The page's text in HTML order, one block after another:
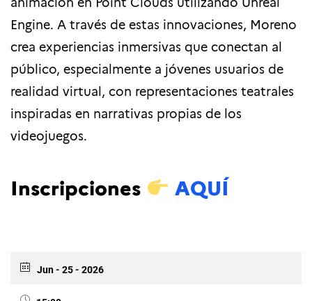
Engine. A través de estas innovaciones, Moreno
crea experiencias inmersivas que conectan al
público, especialmente a jóvenes usuarios de
realidad virtual, con representaciones teatrales
inspiradas en narrativas propias de los
videojuegos.
Inscripciones AQUÍ
Jun - 25 - 2026